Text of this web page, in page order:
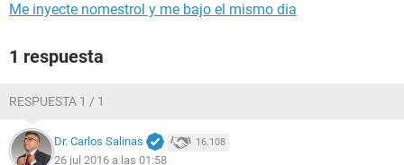
Me inyecte nomestrol y me bajo el mismo dia
1 respuesta
RESPUESTA 1 / 1
Dr. Carlos Salinas 16.108
26 jul 2016 a las 01:58